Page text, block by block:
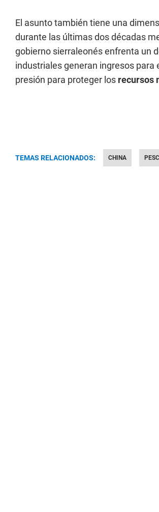
El asunto también tiene una
durante las últimas dos décadas
gobierno sierraleonés enfrenta un
industriales generan ingresos para
presión para proteger los recursos
TEMAS RELACIONADOS: CHINA